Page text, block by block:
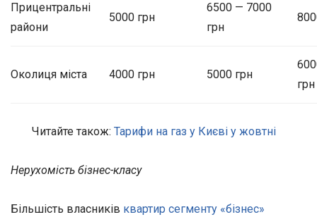
Прицентральні
райони
5000 грн
6500 — 7000
грн
Околиця міста 4000 грн 5000 грн
грн
Читайте також: Тарифи на газ у Києві у жовтні
Нерухомість бізнес-класу
Більшість власників квартир сегменту «бізнес»